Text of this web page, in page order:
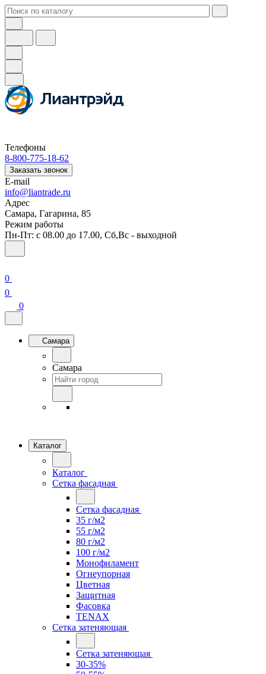
Телефоны
8-800-775-18-62
Заказать звонок
E-mail
info@liantrade.ru
Адрес
Самара, Гагарина, 85
Режим работы
Пн-Пт: c 08.00 до 17.00, Cб,Вс - выходной
0
0
0
Самара
Самара
Каталог
Каталог
Сетка фасадная
Сетка фасадная
35 г/м2
55 г/м2
80 г/м2
100 г/м2
Монофиламент
Огнеупорная
Цветная
Защитная
Фасовка
TENAX
Сетка затеняющая
Сетка затеняющая
30-35%